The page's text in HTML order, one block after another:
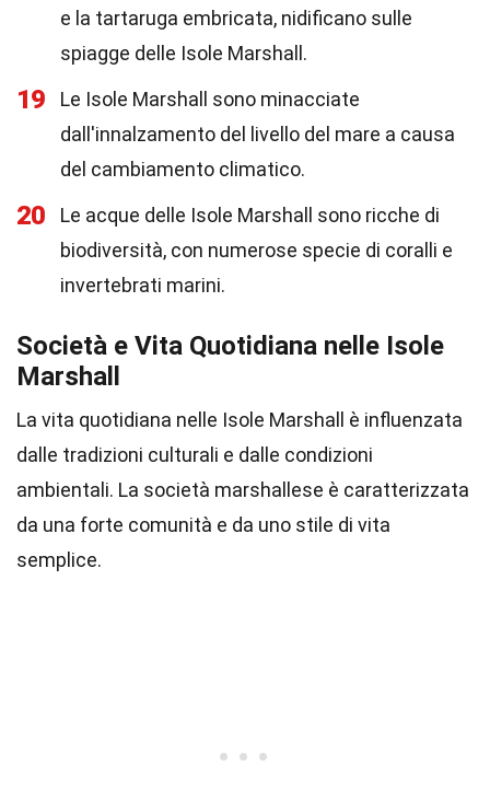
e la tartaruga embricata, nidificano sulle
spiagge delle Isole Marshall.
19
Le Isole Marshall sono minacciate
dall'innalzamento del livello del mare a causa
del cambiamento climatico.
20
Le acque delle Isole Marshall sono ricche di
biodiversità, con numerose specie di coralli e
invertebrati marini.
Società e Vita Quotidiana nelle Isole
Marshall
La vita quotidiana nelle Isole Marshall è influenzata
dalle tradizioni culturali e dalle condizioni
ambientali. La società marshallese è caratterizzata
da una forte comunità e da uno stile di vita
semplice.